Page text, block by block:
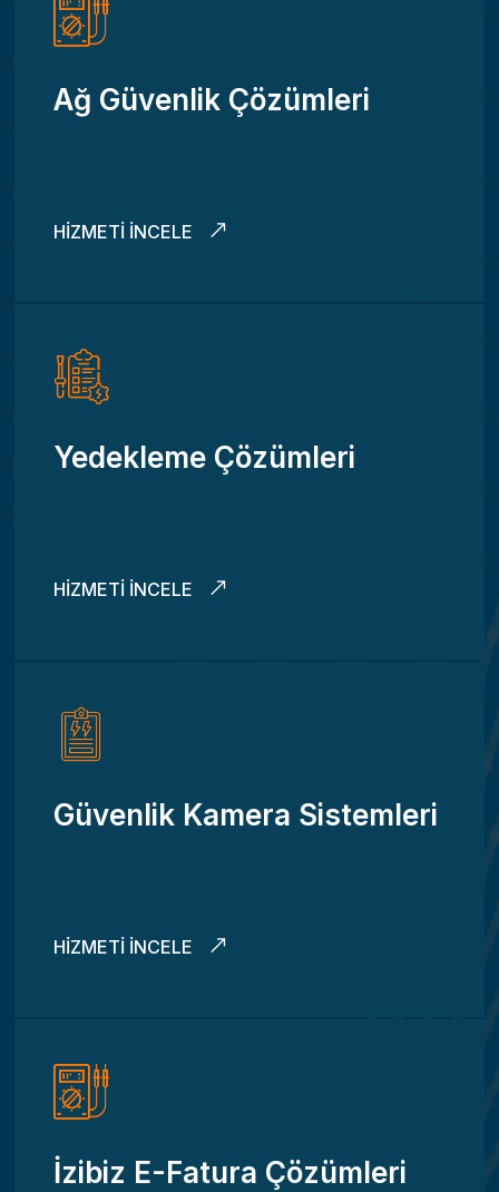
Ağ Güvenlik Çözümleri
HIZMETI İNCELE
Yedekleme Çözümleri
HIZMETI İNCELE
Güvenlik Kamera Sistemleri
HIZMETI İNCELE
İzibiz E-Fatura Çözümleri